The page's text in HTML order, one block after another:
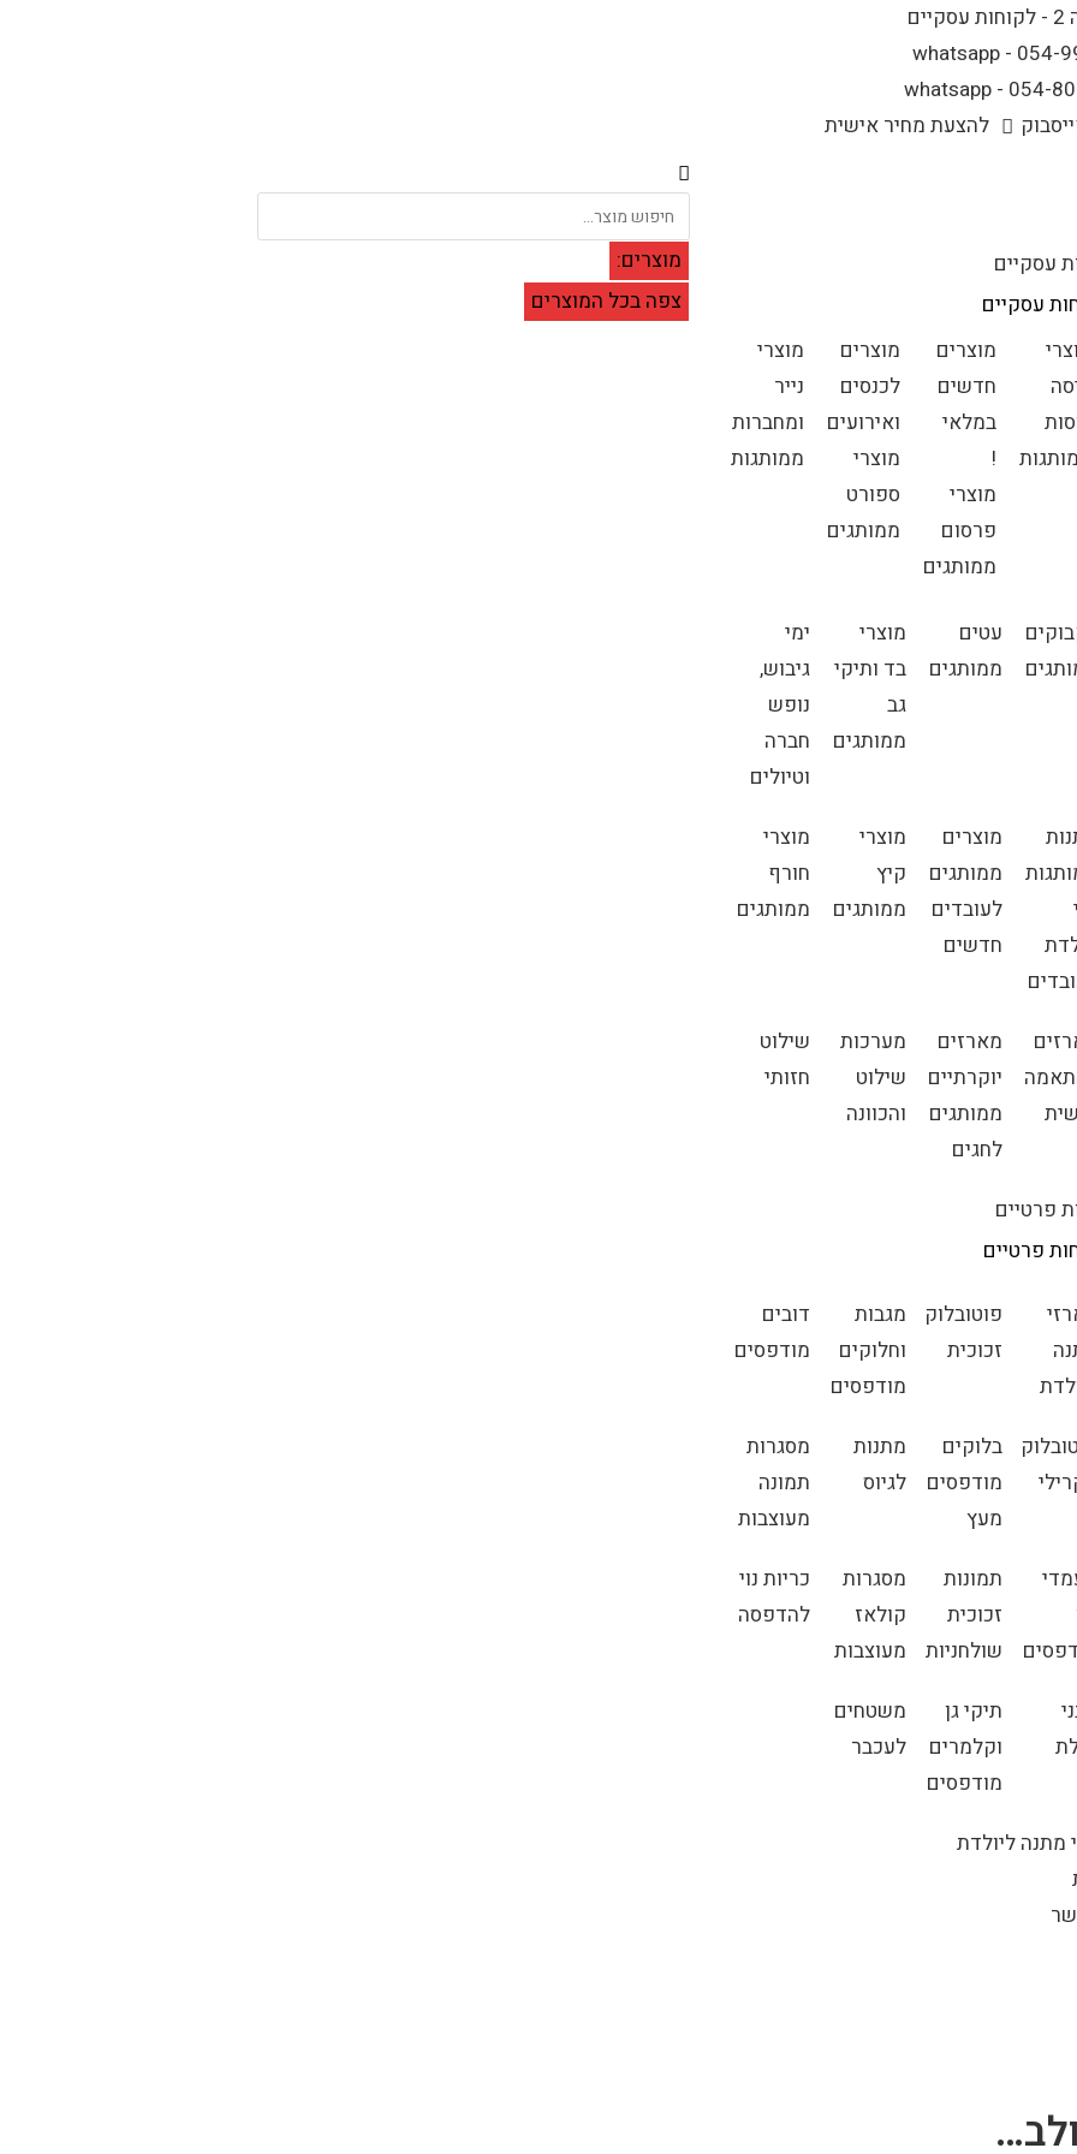
להצעת מחיר אישית
עסקיים
עסקיים
מוצרים
חדשים
במלאי
!
מוצרי
פרסום
ממותגים
מוצרים
לכנסים
ואירועים
מוצרי
ספורט
ממותגים
מוצרי
נייר
ומחברות
ממותגות
עטים
ממותגים
מוצרי
בד ותיקי
גב
ממותגים
ימי
גיבוש,
נופש
חברה
וטיולים
מוצרים
ממותגים
לעובדים
חדשים
מוצרי
קיץ
ממותגים
מוצרי
חורף
ממותגים
מארזים
יוקרתיים
ממותגים
לחגים
מערכות
שילוט
והכוונה
שילוט
חזותי
פרטיים
פרטיים
פוטובלוק
זכוכית
מגבות
וחלוקים
מודפסים
דובים
מודפסים
בלוקים
מודפסים
מעץ
מתנות
לגיוס
מסגרות
תמונה
מעוצבות
תמונות
זכוכית
שולחניות
מסגרות
קולאז
מעוצבות
כריות נוי
להדפסה
תיקי גן
וקלמרים
מודפסים
משטחים
לעכבר
מתנה ליולדת
מוצרים:
צפה בכל המוצרים